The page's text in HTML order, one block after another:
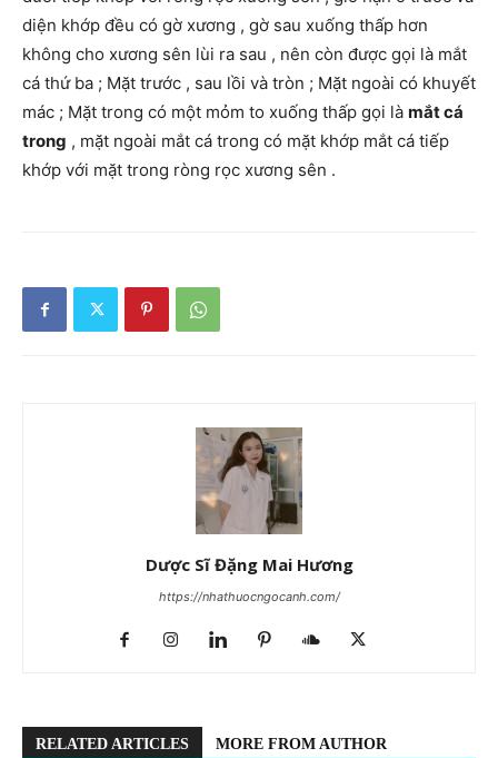
diện khớp đều có gờ xương , gờ sau xuống thấp hơn
không cho xương sên lùi ra sau , nên còn được gọi là mắt
cá thứ ba ; Mặt trước , sau lồi và tròn ; Mặt ngoài có khuyết
mác ; Mặt trong có một mỏm to xuống thấp gọi là mắt cá
trong , mặt ngoài mắt cá trong có mặt khớp mắt cá tiếp
khớp với mặt trong ròng rọc xương sên .
Dược Sĩ Đặng Mai Hương
https://nhathuocngocanh.com/
RELATED ARTICLES MORE FROM AUTHOR